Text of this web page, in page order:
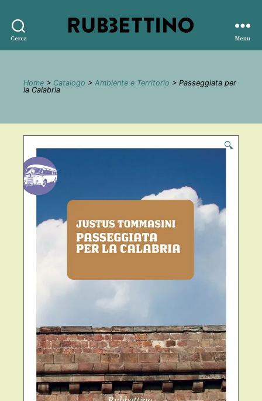
Cerca
editore
Menu
Home > Catalogo > Ambiente e Territorio > Passeggiata per
la Calabria
🔍